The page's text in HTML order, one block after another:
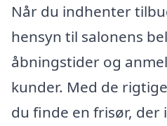
Når du indhenter
hensyn til salonens
åbningstider og
kunder. Med de
du finde en frisør,